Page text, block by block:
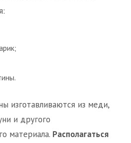
изготавливаются из меди,
и другого
материала. Располагаться